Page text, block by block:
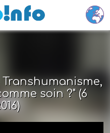
principal
soin ?" (6